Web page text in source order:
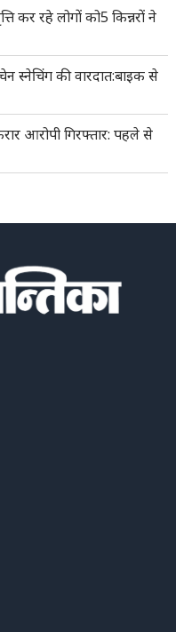
कर रहे लोगों को5 किन्नरों ने
स्नेचिंग की वारदात:बाइक से
आरोपी गिरफ्तार: पहले से